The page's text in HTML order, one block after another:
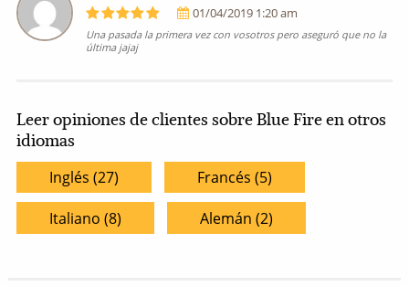
01/04/2019 1:20 am
Una pasada la primera vez con vosotros pero aseguró que no la
última jajaj
Leer opiniones de clientes sobre Blue Fire en otros
idiomas
Inglés (27) Francés (5)
Italiano (8) Alemán (2)